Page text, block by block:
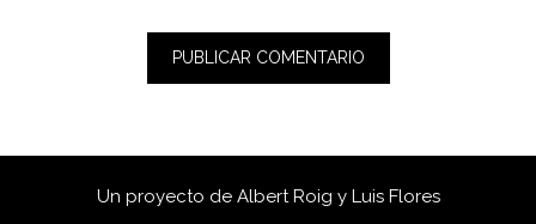
Un proyecto de Albert Roig y Luis Flores